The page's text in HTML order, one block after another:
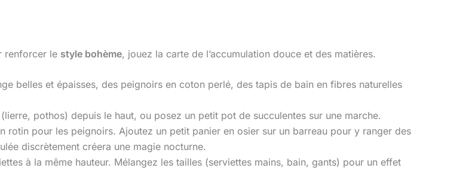
renforcer le style bohème, jouez la carte de l’accumulation douce et des matières.
belles et épaisses, des peignoirs en coton perlé, des tapis de bain en fibres naturelles
pothos) depuis le haut, ou posez un petit pot de succulentes sur une marche.
rotin pour les peignoirs. Ajoutez un petit panier en osier sur un barreau pour y ranger des
discrètement créera une magie nocturne.
à la même hauteur. Mélangez les tailles (serviettes mains, bain, gants) pour un effet